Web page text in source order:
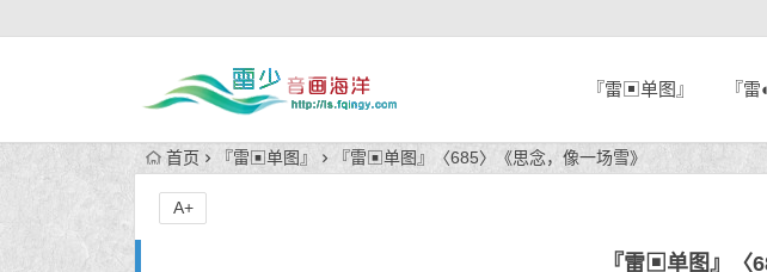
『雷▣单图』 『
首页 『雷▣单图』 『雷▣单图』〈685〉《思念，像一场雪》
『雷▣单图』〈
A+